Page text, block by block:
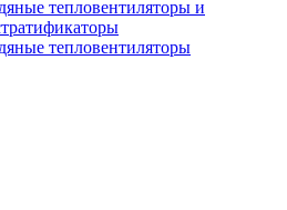
тепловентиляторы и
тепловентиляторы